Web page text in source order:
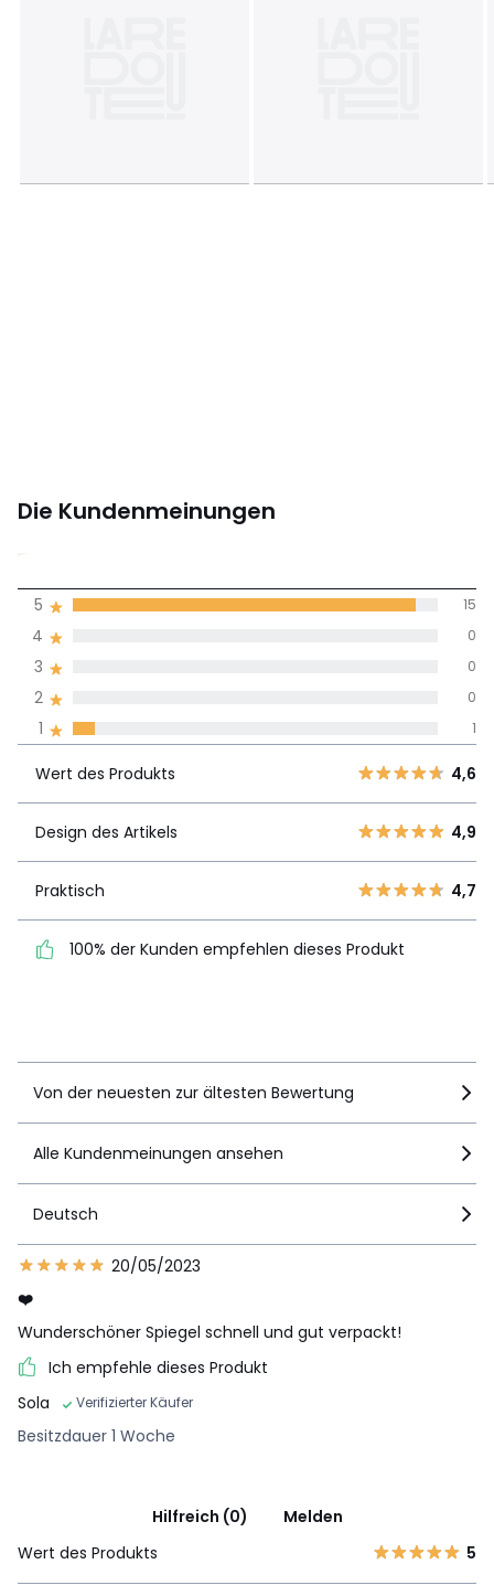
Die Kundenmeinungen
4,8
(16)
4
Wert des
4,9
100% der Kunden
1 1
2 0
3 0
4 0
5 15
Wert des Produkts 4,6
Design des Artikels 4,9
Praktisch 4,7
100% der Kunden empfehlen dieses Produkt
Von der neuesten zur ältesten Bewertung
Alle Kundenmeinungen ansehen
Deutsch
20/05/2023
❤️
Wunderschöner Spiegel schnell und gut verpackt!
Ich empfehle dieses Produkt
Sola
Verifizierter Käufer
Besitzdauer 1 Woche
Hilfreich (0)
Melden
Wert des Produkts
5